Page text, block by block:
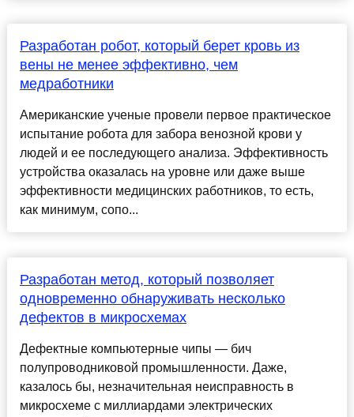
Разработан робот, который берет кровь из
вены не менее эффективно, чем
медработники
Американские ученые провели первое практическое
испытание робота для забора венозной крови у
людей и ее последующего анализа. Эффективность
устройства оказалась на уровне или даже выше
эффективности медицинских работников, то есть,
как минимум, сопо...
Разработан метод, который позволяет
одновременно обнаруживать несколько
дефектов в микросхемах
Дефектные компьютерные чипы — бич
полупроводниковой промышленности. Даже,
казалось бы, незначительная неисправность в
микросхеме с миллиардами электрических